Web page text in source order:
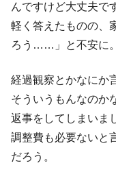
んですけど大丈夫で
軽く答えたものの、
ろう……」と不安に。
経過観察とかなにか
そういうもんなのか
返事をしてしまいま
調整費も必要ないと
だろう。